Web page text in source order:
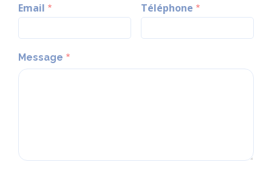
Email Téléphone
Message